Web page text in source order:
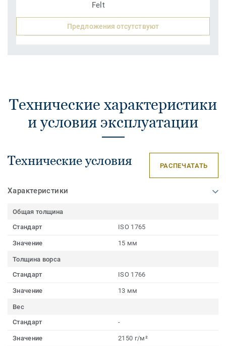
Felt
Предложения отсутствуют
Технические характеристики
и условия эксплуатации
Технические условия РАСПЕЧАТАТЬ
Характеристики
Общая толщина
Стандарт
ISO 1765
Значение 15 мм
Толщина ворса
Стандарт
ISO 1766
Значение 13 мм
Вес
Стандарт
-
Значение 2150 г/м²